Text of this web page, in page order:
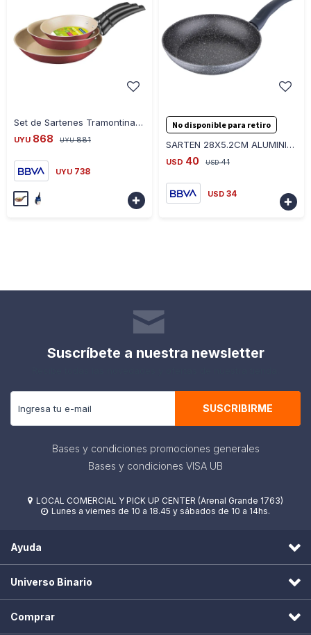
Set de Sartenes Tramontina Turim 3 Piezas 16CM-20CM-24CM - ROJO
UYU 868 UYU 881
UYU 738

No disponible para retiro
SARTEN 28X5.2CM ALUMINIO FORJADO INDU ORION BERGNE - NEGRO
USD 40 USD 41
USD 34

Suscríbete a nuestra newsletter
SUSCRIBIRME
Bases y condiciones promociones generales
Bases y condiciones VISA UB
 LOCAL COMERCIAL Y PICK UP CENTER (Arenal Grande 1763)
 Lunes a viernes de 10 a 18.45 y sábados de 10 a 14hs.
Ayuda
Universo Binario
Comprar